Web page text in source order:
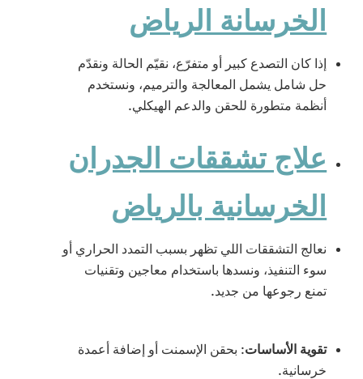
الخرسانة الرياض
إذا كان التصدع كبير أو متفرّع، نقيّم الحالة ونقدّم
حل شامل يشمل المعالجة والترميم، ونستخدم
أنظمة متطورة للحقن والدعم الهيكلي.
علاج تشققات الجدران
الخرسانية بالرياض
نعالج التشققات اللي تظهر بسبب التمدد الحراري أو
سوء التنفيذ، ونسدها باستخدام معاجين وتقنيات
تمنع رجوعها من جديد.
تقوية الأساسات: بحقن الإسمنت أو إضافة أعمدة
خرسانية.